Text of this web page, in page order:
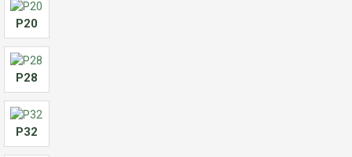
Р20
Р28
Р32